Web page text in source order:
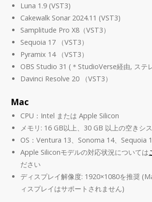
Luna 1.9 (VST3)
Cakewalk Sonar 2024.11 (VST3)
Samplitude Pro X8（VST3）
Sequoia 17 （VST3）
Pyramix 14 （VST3）
OBS Studio 31 (＊StudioVerse経由, ステ
Davinci Resolve 20 （VST3）
Mac
CPU：Intel または Apple Silicon
メモリ: 16 GB以上、30 GB 以上の空きシ
OS：Ventura 13、Sonoma 14、Sequoia
Apple Siliconモデルの対応状況については
ださい
ディスプレイ解像度: 1920×1080を推奨
ィスプレイはサポートされません)